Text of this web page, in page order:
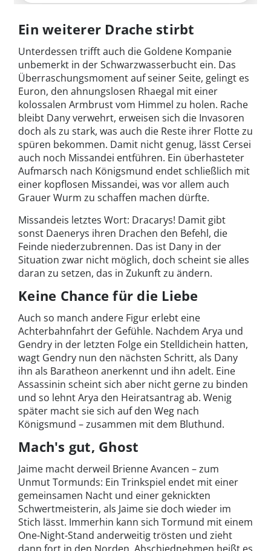
Ein weiterer Drache stirbt
Unterdessen trifft auch die Goldene Kompanie
unbemerkt in der Schwarzwasserbucht ein. Das
Überraschungsmoment auf seiner Seite, gelingt es
Euron, den ahnungslosen Rhaegal mit einer
kolossalen Armbrust vom Himmel zu holen. Rache
bleibt Dany verwehrt, erweisen sich die Invasoren
doch als zu stark, was auch die Reste ihrer Flotte zu
spüren bekommen. Damit nicht genug, lässt Cersei
auch noch Missandei entführen. Ein überhasteter
Aufmarsch nach Königsmund endet schließlich mit
einer kopflosen Missandei, was vor allem auch
Grauer Wurm zu schaffen machen dürfte.
Missandeis letztes Wort: Dracarys! Damit gibt
sonst Daenerys ihren Drachen den Befehl, die
Feinde niederzubrennen. Das ist Dany in der
Situation zwar nicht möglich, doch scheint sie alles
daran zu setzen, das in Zukunft zu ändern.
Keine Chance für die Liebe
Auch so manch andere Figur erlebt eine
Achterbahnfahrt der Gefühle. Nachdem Arya und
Gendry in der letzten Folge ein Stelldichein hatten,
wagt Gendry nun den nächsten Schritt, als Dany
ihn als Baratheon anerkennt und ihn adelt. Eine
Assassinin scheint sich aber nicht gerne zu binden
und so lehnt Arya den Heiratsantrag ab. Wenig
später macht sie sich auf den Weg nach
Königsmund – zusammen mit dem Bluthund.
Mach's gut, Ghost
Jaime macht derweil Brienne Avancen – zum
Unmut Tormunds: Ein Trinkspiel endet mit einer
gemeinsamen Nacht und einer geknickten
Schwertmeisterin, als Jaime sie doch wieder im
Stich lässt. Immerhin kann sich Tormund mit einem
One-Night-Stand anderweitig trösten und zieht